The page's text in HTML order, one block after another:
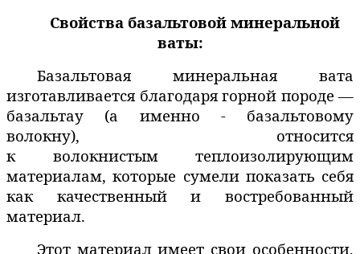
Свойства базальтовой минеральной
ваты:
Базальтовая минеральная вата
изготавливается благодаря горной породе —
базальтау (а именно - базальтовому
волокну), относится
к волокнистымтеплоизолирующим
материалам, которые сумели показать себя
как качественный и востребованный
материал.
Этот материал имеет свои особенности,